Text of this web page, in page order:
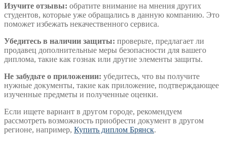
Изучите отзывы: обратите внимание на мнения других
студентов, которые уже обращались в данную компанию. Это
поможет избежать некачественного сервиса.
Убедитесь в наличии защиты: проверьте, предлагает ли
продавец дополнительные меры безопасности для вашего
диплома, такие как гознак или другие элементы защиты.
Не забудьте о приложении: убедитесь, что вы получите
нужные документы, такие как приложение, подтверждающее
изученные предметы и полученные оценки.
Если ищете вариант в другом городе, рекомендуем
рассмотреть возможность приобрести документ в другом
регионе, например, Купить диплом Брянск.